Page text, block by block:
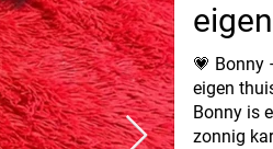
💗 Bonny
eigen
Bonny is
zonnig